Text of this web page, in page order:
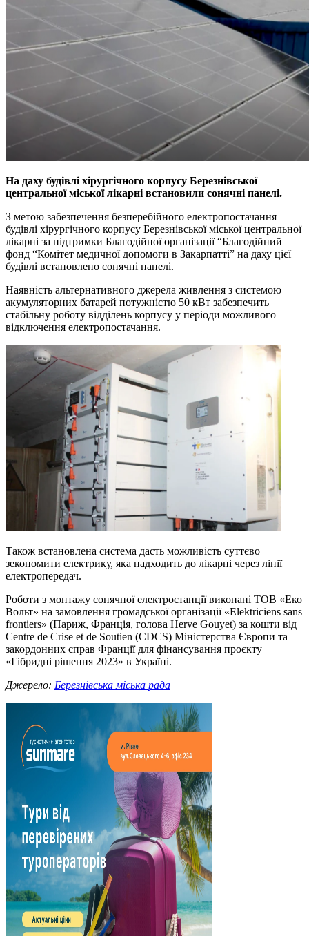
На даху будівлі хірургічного корпусу Березнівської
центральної міської лікарні встановили сонячні панелі.
З метою забезпечення безперебійного електропостачання
будівлі хірургічного корпусу Березнівської міської центральної
лікарні за підтримки Благодійної організації “Благодійний
фонд “Комітет медичної допомоги в Закарпатті” на даху цієї
будівлі встановлено сонячні панелі.
Наявність альтернативного джерела живлення з системою
акумуляторних батарей потужністю 50 кВт забезпечить
стабільну роботу відділень корпусу у періоди можливого
відключення електропостачання.
Також встановлена система дасть можливість суттєво
зекономити електрику, яка надходить до лікарні через лінії
електропередач.
Роботи з монтажу сонячної електростанції виконані ТОВ «Еко
Вольт» на замовлення громадської організації «Elektriciens sans
frontiers» (Париж, Франція, голова Herve Gouyet) за кошти від
Centre de Crise et de Soutien (CDCS) Міністерства Європи та
закордонних справ Франції для фінансування проєкту
«Гібридні рішення 2023» в Україні.
Джерело: Березнівська міська рада